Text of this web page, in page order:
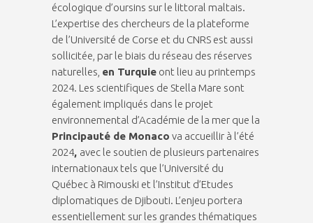
écologique d’oursins sur le littoral maltais.
L’expertise des chercheurs de la plateforme
de l’Université de Corse et du CNRS est aussi
sollicitée, par le biais du réseau des réserves
naturelles, en Turquie ont lieu au printemps
2024. Les scientifiques de Stella Mare sont
également impliqués dans le projet
environnemental d’Académie de la mer que la
Principauté de Monaco va accueillir à l’été
2024, avec le soutien de plusieurs partenaires
internationaux tels que l’Université du
Québec à Rimouski et l’Institut d’Etudes
diplomatiques de Djibouti. L’enjeu portera
essentiellement sur les grandes thématiques